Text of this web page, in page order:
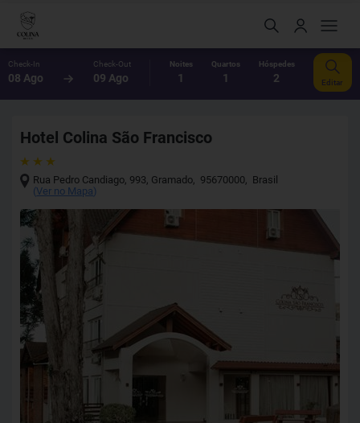
Check-In
08 Ago
Check-Out
09 Ago
Noites
1
Quartos
1
Hóspedes
2 Editar
Hotel Colina São Francisco
Rua Pedro Candiago, 993, Gramado, 95670000, Brasil
(Ver no Mapa)